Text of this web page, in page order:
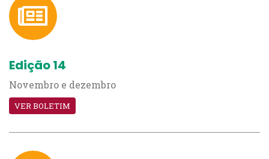
Edição 14
Novembro e dezembro
VER BOLETIM